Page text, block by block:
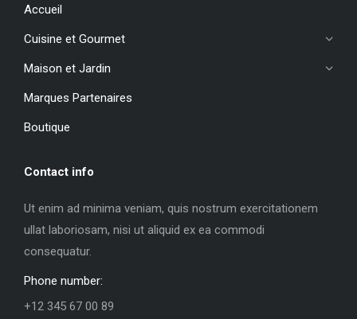
Accueil
Cuisine et Gourmet
Maison et Jardin
Marques Partenaires
Boutique
Contact info
Ut enim ad minima veniam, quis nostrum exercitationem
ullat laboriosam, nisi ut aliquid ex ea commodi
consequatur.
Phone number:
+12 345 67 00 89